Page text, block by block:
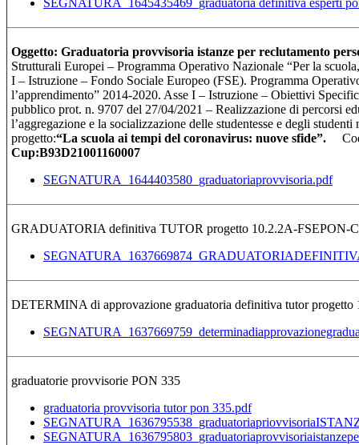
SEGNATURA_1645435469_graduatoria definitiva esperti
Oggetto: Graduatoria provvisoria istanze per reclutamento
Strutturali Europei – Programma Operativo Nazionale “Per la
I – Istruzione – Fondo Sociale Europeo (FSE). Programma
l’apprendimento” 2014-2020. Asse I – Istruzione – Obiettivi
pubblico prot. n. 9707 del 27/04/2021 – Realizzazione di percorsi
l’aggregazione e la socializzazione delle studentesse e degli
progetto:“La scuola ai tempi del coronavirus: nuove sfide”.
Cup:B93D21001160007
SEGNATURA_1644403580_graduatoriaprovvisoria.pdf
GRADUATORIA definitiva TUTOR progetto 10.2.2A-FSEPON-
DETERMINA di approvazione graduatoria definitiva tutor
graduatorie provvisorie PON 335
graduatoria provvisoria tutor pon 335.pdf